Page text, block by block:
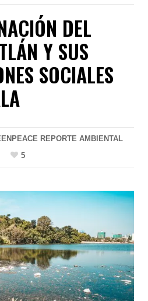
DEL
Y SUS
SOCIALES
REPORTE AMBIENTAL
5